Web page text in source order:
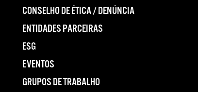
CONSELHO DE ÉTICA / DENÚNCIA
ENTIDADES PARCEIRAS
ESG
EVENTOS
GRUPOS DE TRABALHO